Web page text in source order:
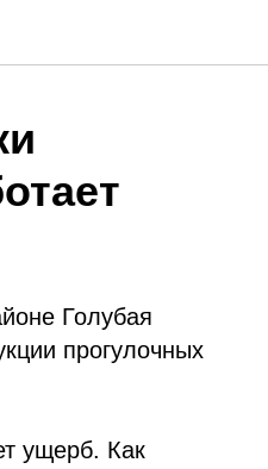
Голубая
прогулочных
ущерб. Как